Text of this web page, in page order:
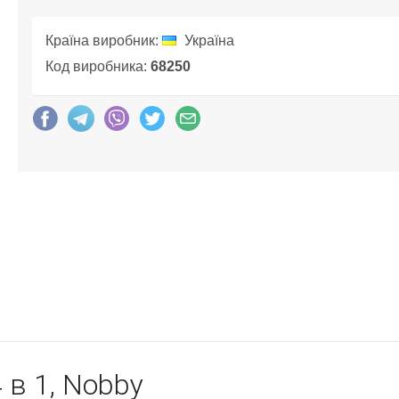
Країна виробник:
Україна
Код виробника: 68250
в 1, Nobby